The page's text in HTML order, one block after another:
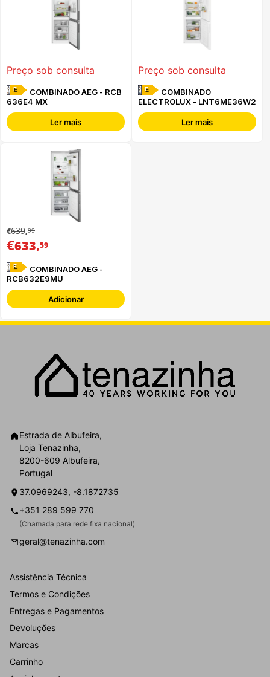
Preço sob consulta
E
COMBINADO AEG - RCB
636E4 MX
Ler mais
Preço sob consulta
E
COMBINADO
ELECTROLUX - LNT6ME36W2
Ler mais
€639,99
€633,59
E
COMBINADO AEG -
RCB632E9MU
Adicionar
Estrada de Albufeira,
Loja Tenazinha,
8200-609 Albufeira,
Portugal
37.0969243, -8.1872735
+351 289 599 770
(Chamada para rede fixa nacional)
geral@tenazinha.com
Assistência Técnica
Termos e Condições
Entregas e Pagamentos
Devoluções
Marcas
Carrinho